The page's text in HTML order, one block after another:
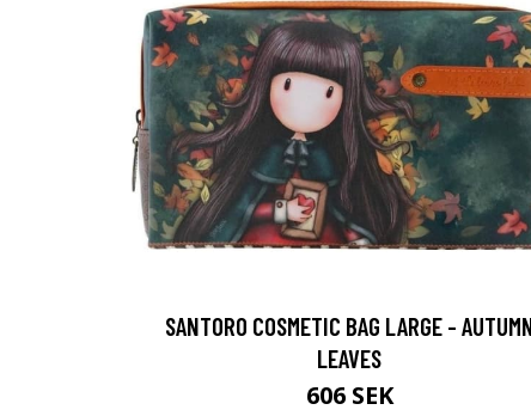
SANTORO COSMETIC BAG LARGE -
LEAVES
606 SEK